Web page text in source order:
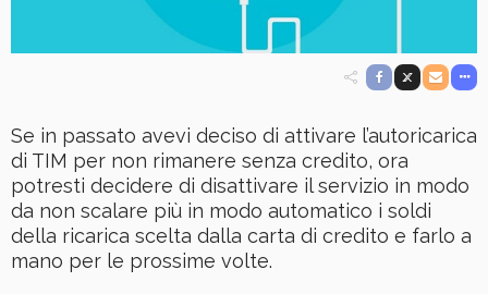
Se in passato avevi deciso di attivare l’autoricarica
di TIM per non rimanere senza credito, ora
potresti decidere di disattivare il servizio in modo
da non scalare più in modo automatico i soldi
della ricarica scelta dalla carta di credito e farlo a
mano per le prossime volte.